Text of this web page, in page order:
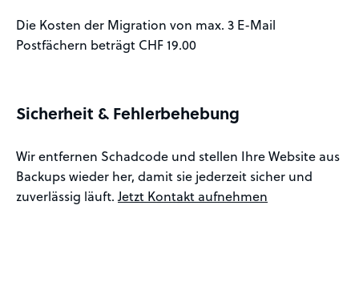
Die Kosten der Migration von max. 3 E-Mail
Postfächern beträgt CHF 19.00
Sicherheit & Fehlerbehebung
Wir entfernen Schadcode und stellen Ihre Website aus
Backups wieder her, damit sie jederzeit sicher und
zuverlässig läuft.Jetzt Kontakt aufnehmen